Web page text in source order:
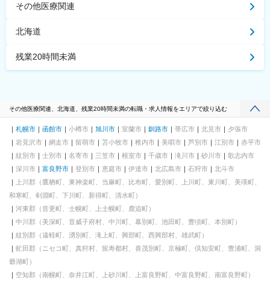
その他医療関連
北海道
残業20時間未満
その他医療関連、北海道、残業20時間未満の転職・求人情報をエリアで絞り込む
札幌市 函館市 小樽市 旭川市 室蘭市 釧路市 帯広市 北見市
夕張市
岩見沢市
網走市 留萌市 苫小牧市 稚内市 美唄市 芦別市 江別市
赤平市
紋別市
士別市 名寄市 三笠市 根室市 千歳市 滝川市 砂川市
歌志内市
深川市
富良野市 登別市 恵庭市 伊達市 北広島市 石狩市
北斗市
上川郡（鷹栖町、東神楽町、当麻町、比布町、愛別町、上川町、東川町、美瑛町、
和寒町、剣淵町、下川町、新得町、清水町）
河東郡（音更町、士幌町、上士幌町、鹿追町）
中川郡（美深町、音威子府村、中川町、幕別町、池田町、豊頃町、本別町）
紋別郡（遠軽町、湧別町、滝上町、興部町、西興部村、雄武町）
虻田郡（ニセコ町、真狩村、留寿都村、喜茂別町、京極町、倶知安町、豊浦町、洞
爺湖町）
空知郡（南幌町、奈井江町、上砂川町、上富良野町、中富良野町、南富良野町）